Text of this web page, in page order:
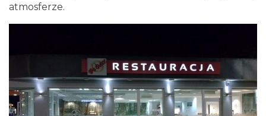
atmosferze.